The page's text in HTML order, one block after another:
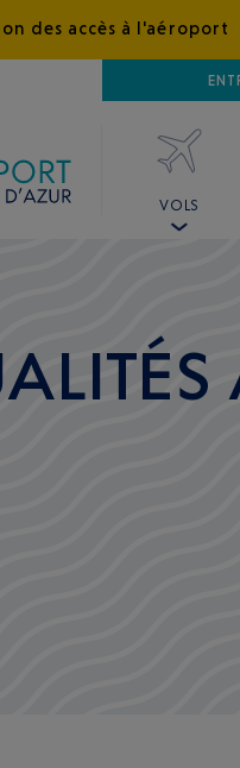
des accès à l'aéroport
CÔTE D'AZUR
VOLS